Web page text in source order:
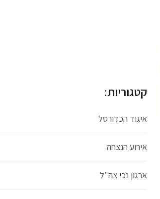
קטגוריות:
איגוד הכדורסל
אירוע הנצחה
ארגון נכי צה"ל